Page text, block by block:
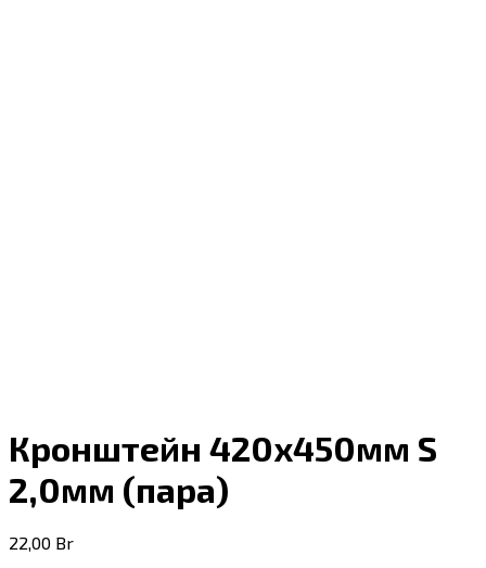
Кронштейн 420x450мм S
2,0мм (пара)
22,00 Br